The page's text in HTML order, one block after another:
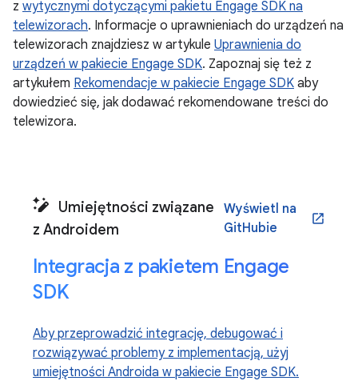
z wytycznymi dotyczącymi pakietu Engage SDK na
telewizorach. Informacje o uprawnieniach do urządzeń na
telewizorach znajdziesz w artykule Uprawnienia do
urządzeń w pakiecie Engage SDK. Zapoznaj się też z
artykułem Rekomendacje w pakiecie Engage SDK aby
dowiedzieć się, jak dodawać rekomendowane treści do
telewizora.
Umiejętności związane
z Androidem
Wyświetl na
GitHubie
open_in_new
Integracja z pakietem Engage
SDK
Aby przeprowadzić integrację, debugować i
rozwiązywać problemy z implementacją, użyj
umiejętności Androida w pakiecie Engage SDK.